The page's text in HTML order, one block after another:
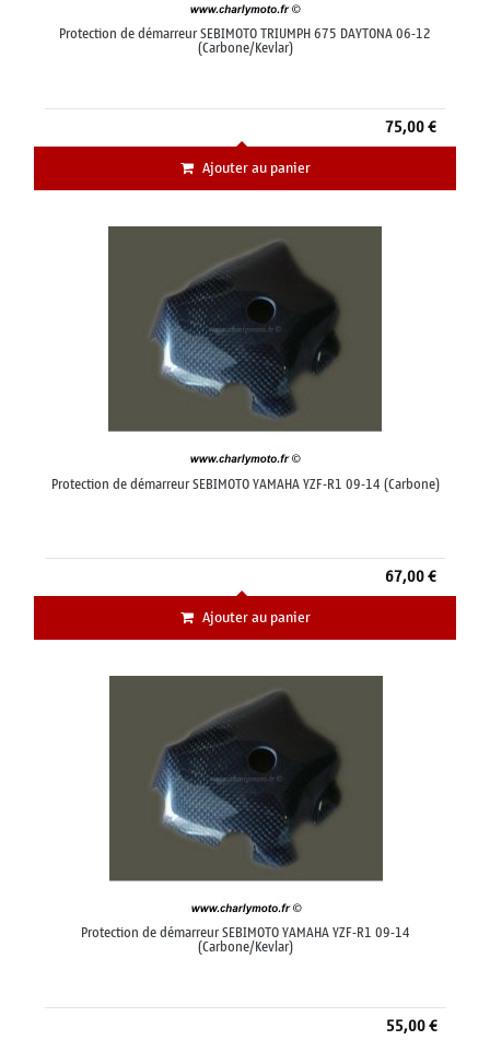
Protection de démarreur SEBIMOTO TRIUMPH 675 DAYTONA 06-12
(Carbone/Kevlar)
75,00 €
Ajouter au panier
Protection de démarreur SEBIMOTO YAMAHA YZF-R1 09-14 (Carbone)
67,00 €
Ajouter au panier
Protection de démarreur SEBIMOTO YAMAHA YZF-R1 09-14
(Carbone/Kevlar)
55,00 €